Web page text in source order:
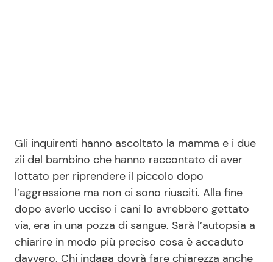
Gli inquirenti hanno ascoltato la mamma e i due
zii del bambino che hanno raccontato di aver
lottato per riprendere il piccolo dopo
l’aggressione ma non ci sono riusciti. Alla fine
dopo averlo ucciso i cani lo avrebbero gettato
via, era in una pozza di sangue. Sarà l’autopsia a
chiarire in modo più preciso cosa è accaduto
davvero. Chi indaga dovrà fare chiarezza anche